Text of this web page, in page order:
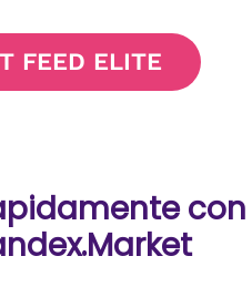
FEED ELITE